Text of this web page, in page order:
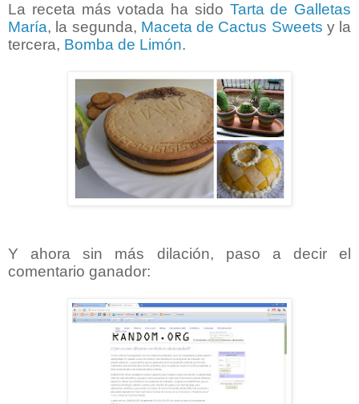
La receta más votada ha sido Tarta de Galletas
María, la segunda, Maceta de Cactus Sweets y la
tercera, Bomba de Limón.
Y ahora sin más dilación, paso a decir el
comentario ganador: